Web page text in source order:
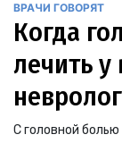
ВРАЧИ ГОВОРЯТ
Когда
лечить у
невролог
С головной